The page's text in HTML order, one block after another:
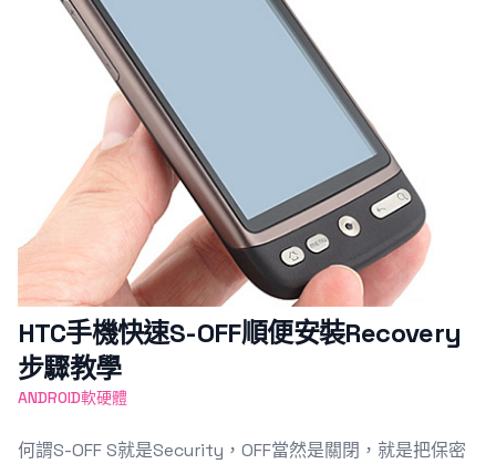
HTC手機快速S-OFF順便安裝Recovery
步驟教學
ANDROID軟硬體
何謂S-OFF S就是Security，OFF當然是關閉，就是把保密